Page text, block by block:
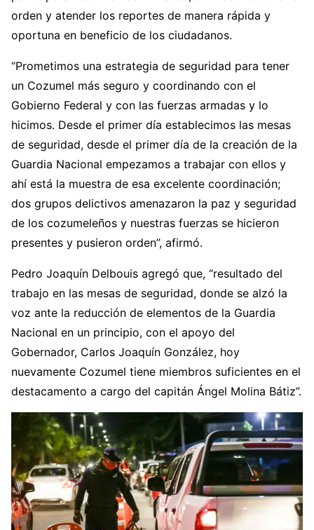
orden y atender los reportes de manera rápida y
oportuna en beneficio de los ciudadanos.
“Prometimos una estrategia de seguridad para tener
un Cozumel más seguro y coordinando con el
Gobierno Federal y con las fuerzas armadas y lo
hicimos. Desde el primer día establecimos las mesas
de seguridad, desde el primer día de la creación de la
Guardia Nacional empezamos a trabajar con ellos y
ahí está la muestra de esa excelente coordinación;
dos grupos delictivos amenazaron la paz y seguridad
de los cozumeleños y nuestras fuerzas se hicieron
presentes y pusieron orden”, afirmó.
Pedro Joaquín Delbouis agregó que, “resultado del
trabajo en las mesas de seguridad, donde se alzó la
voz ante la reducción de elementos de la Guardia
Nacional en un principio, con el apoyo del
Gobernador, Carlos Joaquín González, hoy
nuevamente Cozumel tiene miembros suficientes en el
destacamento a cargo del capitán Ángel Molina Bátiz”.